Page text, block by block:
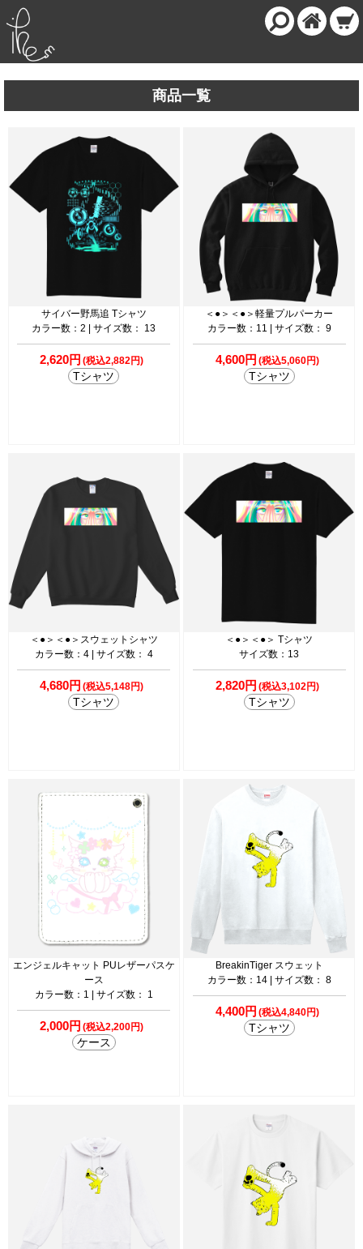
商品一覧
サイバー野馬追 Tシャツ
カラー数：2 | サイズ数： 13
2,620円 (税込2,882円)
Tシャツ
＜●＞＜●＞軽量プルパーカー
カラー数：11 | サイズ数： 9
4,600円 (税込5,060円)
Tシャツ
＜●＞＜●＞スウェットシャツ
カラー数：4 | サイズ数： 4
4,680円 (税込5,148円)
Tシャツ
＜●＞＜●＞ Tシャツ
サイズ数：13
2,820円 (税込3,102円)
Tシャツ
エンジェルキャット PUレザーパスケ
ース
カラー数：1 | サイズ数： 1
2,000円 (税込2,200円)
ケース
BreakinTiger スウェット
カラー数：14 | サイズ数： 8
4,400円 (税込4,840円)
Tシャツ